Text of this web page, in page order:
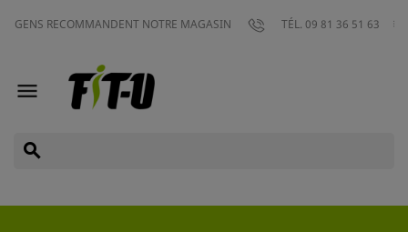
RECOMMANDENT NOTRE MAGASIN TÉL. 09 81 36 51 63

search